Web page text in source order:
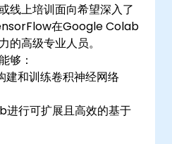
线上培训面向希望深入了
在Google Colab
的高级专业人员。
够：
和训练卷积神经网络
行可扩展且高效的基于